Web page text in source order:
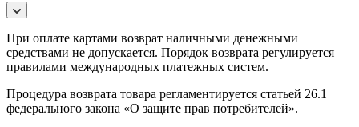
При оплате картами возврат наличными денежными
средствами не допускается. Порядок возврата регулируется
правилами международных платежных систем.
Процедура возврата товара регламентируется статьей 26.1
федерального закона «О защите прав потребителей».